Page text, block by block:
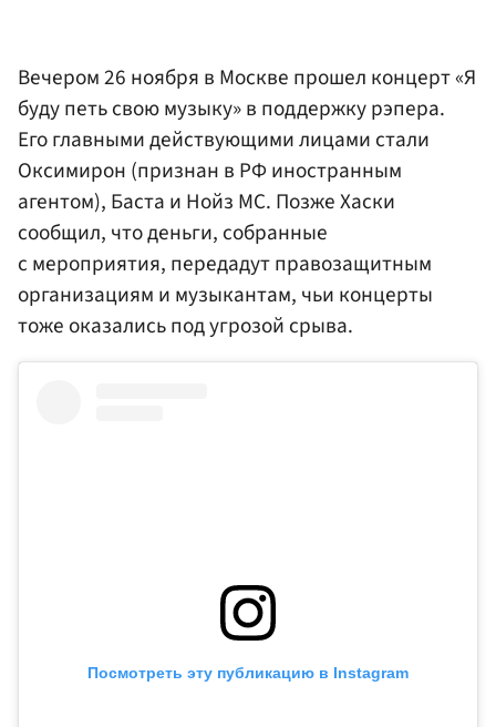
Вечером 26 ноября в Москве прошел концерт «Я
буду петь свою музыку» в поддержку рэпера.
Его главными действующими лицами стали
Оксимирон (признан в РФ иностранным
агентом), Баста и Нойз MC. Позже Хаски
сообщил, что деньги, собранные
с мероприятия, передадут правозащитным
организациям и музыкантам, чьи концерты
тоже оказались под угрозой срыва.
Посмотреть эту публикацию в Instagram